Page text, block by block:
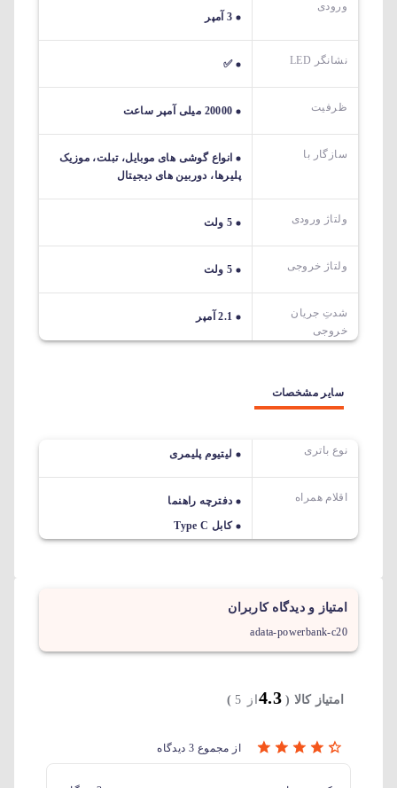
ورودی
3 آمپر
نشانگر LED ✅
ظرفیت 20000 میلی آمپر ساعت
سازگار با
انواع گوشی های موبایل، تبلت، موزیک
پلیرها، دوربین های دیجیتال
ولتاژ ورودی 5 ولت
ولتاژ خروجی 5 ولت
شدتِ جریان
خروجی
2.1 آمپر
سایر مشخصات
نوع باتری لیتیوم پلیمری
اقلام همراه
دفترچه راهنما
کابل Type C
امتیاز و دیدگاه کاربران
adata-powerbank-c20
امتیاز کالا (4.3 از 5 )
از مجموع 3 دیدگاه